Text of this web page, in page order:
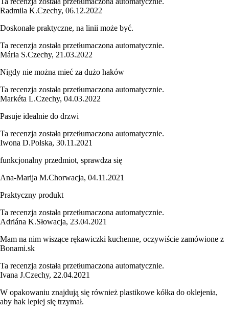
Radmila K.Czechy, 06.12.2022
Doskonałe praktyczne, na linii może być.
Ta recenzja została przetłumaczona automatycznie.
Mária S.Czechy, 21.03.2022
Nigdy nie można mieć za dużo haków
Ta recenzja została przetłumaczona automatycznie.
Markéta L.Czechy, 04.03.2022
Pasuje idealnie do drzwi
Ta recenzja została przetłumaczona automatycznie.
Iwona D.Polska, 30.11.2021
funkcjonalny przedmiot, sprawdza się
Ana-Marija M.Chorwacja, 04.11.2021
Praktyczny produkt
Ta recenzja została przetłumaczona automatycznie.
Adriána K.Słowacja, 23.04.2021
Mam na nim wiszące rękawiczki kuchenne, oczywiście zamówione z
Bonami.sk
Ta recenzja została przetłumaczona automatycznie.
Ivana J.Czechy, 22.04.2021
W opakowaniu znajdują się również plastikowe kółka do oklejenia,
aby hak lepiej się trzymał.